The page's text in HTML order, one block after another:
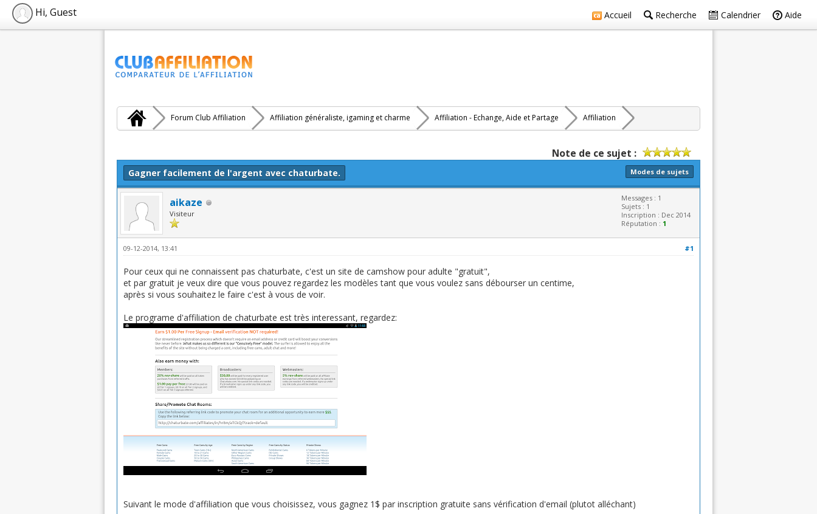
Accueil Recherche Calendrier Aide
Hi, Guest
Forum Club Affiliation Affiliation généraliste, igaming et charme Affiliation - Echange, Aide et Partage Affiliation
Note de ce sujet :
Modes de sujets
Gagner facilement de l'argent avec chaturbate.
aikaze
Visiteur
Messages : 1
Sujets : 1
Inscription : Dec 2014
Réputation : 1
#1
09-12-2014, 13:41
Pour ceux qui ne connaissent pas chaturbate, c'est un site de camshow pour adulte "gratuit",
et par gratuit je veux dire que vous pouvez regardez les modèles tant que vous voulez sans débourser un centime,
après si vous souhaitez le faire c'est à vous de voir.
Le programe d'affiliation de chaturbate est très interessant, regardez:
Suivant le mode d'affiliation que vous choisissez, vous gagnez 1$ par inscription gratuite sans vérification d'email (plutot alléchant)